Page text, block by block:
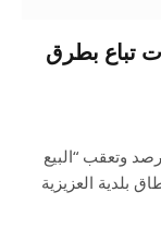
تباع بطرق
وتعقب “البيع
بلدية العزيزية